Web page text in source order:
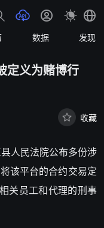
数据 发现
定义为赌博行
收藏
人民法院公布多份涉
该平台的合约交易定
关员工和代理的刑事